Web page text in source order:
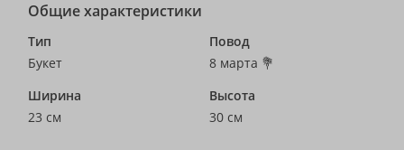
Общие характеристики
Тип
Букет
Повод
8 марта 💐
Ширина
23 см
Высота
30 см